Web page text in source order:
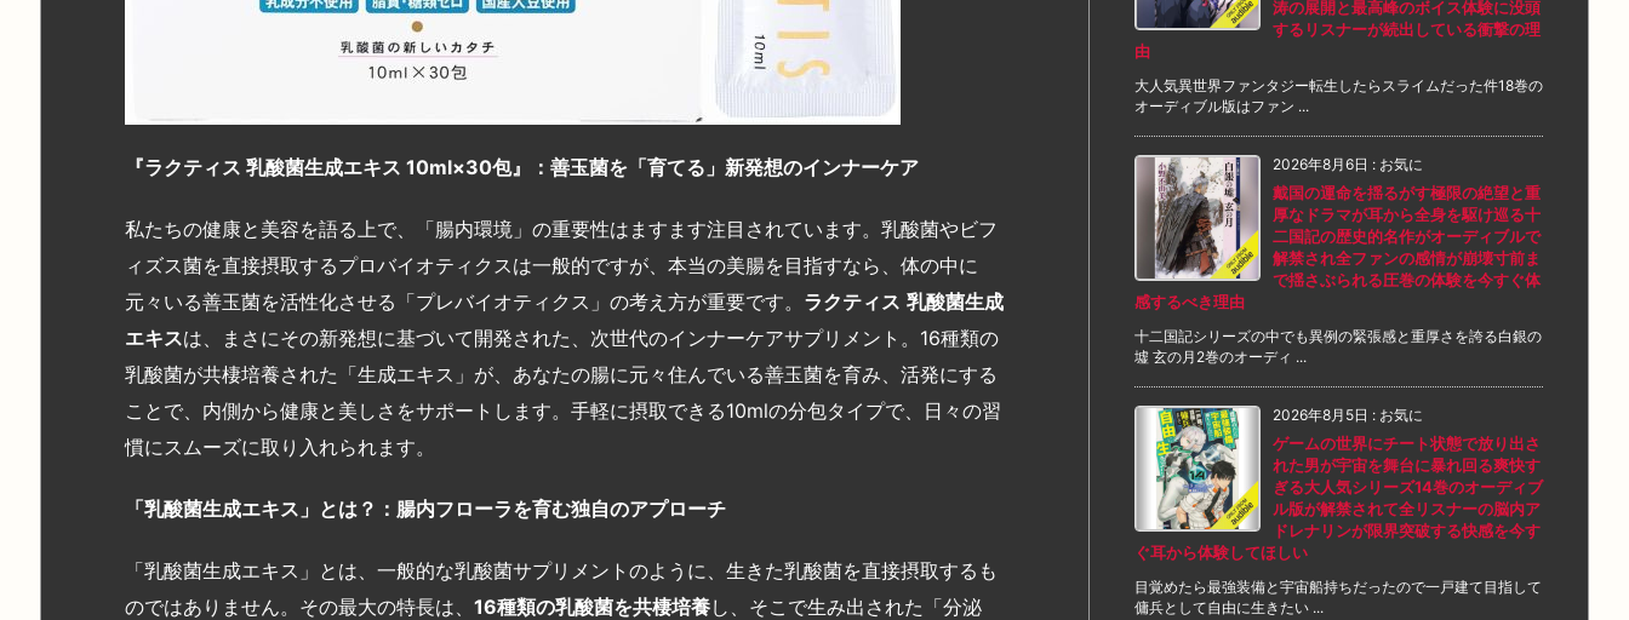
『ラクティス 乳酸菌生成エキス 10ml×30包』：善玉菌を「育てる」新発想のインナーケア
私たちの健康と美容を語る上で、「腸内環境」の重要性はますます注目されています。乳酸菌やビフ
ィズス菌を直接摂取するプロバイオティクスは一般的ですが、本当の美腸を目指すなら、体の中に
元々いる善玉菌を活性化させる「プレバイオティクス」の考え方が重要です。 ラクティス 乳酸菌生成
エキスは、まさにその新発想に基づいて開発された、次世代のインナーケアサプリメント。16種類の
乳酸菌が共棲培養された「生成エキス」が、あなたの腸に元々住んでいる善玉菌を育み、活発にする
ことで、内側から健康と美しさをサポートします。手軽に摂取できる10mlの分包タイプで、日々の習
慣にスムーズに取り入れられます。
「乳酸菌生成エキス」とは？：腸内フローラを育む独自のアプローチ
「乳酸菌生成エキス」とは、一般的な乳酸菌サプリメントのように、生きた乳酸菌を直接摂取するも
のではありません。その最大の特長は、 16種類の乳酸菌を共棲培養し、そこで生み出された「分泌
涛の展開と最高峰のボイス体験に没頭
するリスナーが続出している衝撃の理
由
大人気異世界ファンタジー転生したらスライムだった件18巻の
オーディブル版はファン ...
2026年8月6日 : お気に
戴国の運命を揺るがす極限の絶望と重
厚なドラマが耳から全身を駆け巡る十
二国記の歴史的名作がオーディブルで
解禁され全ファンの感情が崩壊寸前ま
で揺さぶられる圧巻の体験を今すぐ体
感するべき理由
十二国記シリーズの中でも異例の緊張感と重厚さを誇る白銀の
墟 玄の月2巻のオーディ ...
2026年8月5日 : お気に
ゲームの世界にチート状態で放り出さ
れた男が宇宙を舞台に暴れ回る爽快す
ぎる大人気シリーズ14巻のオーディブ
ル版が解禁されて全リスナーの脳内ア
ドレナリンが限界突破する快感を今す
ぐ耳から体験してほしい
目覚めたら最強装備と宇宙船持ちだったので一戸建て目指して
傭兵として自由に生きたい ...